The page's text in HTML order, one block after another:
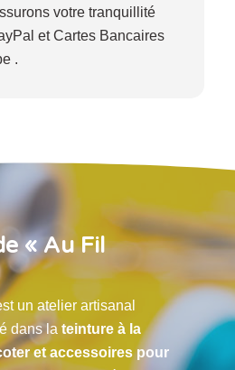
votre tranquillité
et Cartes Bancaires
.
« Au Fil
un atelier artisanal
dans la teinture à la
et accessoires pour